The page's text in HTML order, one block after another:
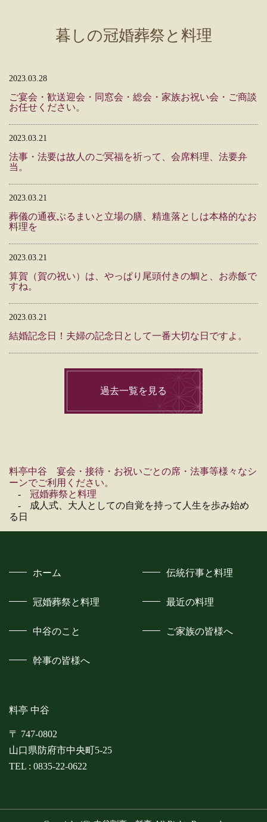
暮しの冠婚葬祭と料理
2023.03.28
ご宴会・歓送迎会・同窓会・総会・家族お祝い会・ご商談
お任せください。
2023.03.21
法事・法要は故人のご冥福を祈って、会席料理、法要弁
当。
2023.03.21
葬儀の通夜ぶるまいと立場の膳、精進落としは本格的なお
料理を
2023.03.21
算賀（賀の祝い）は、やっぱり尾頭付きの鯛と、お赤飯で
すね。
2023.03.21
結婚記念日！夫婦の記念日として一番大切な日ですよ。
過去一覧を見る
料亭中谷 宴会・接待・お祝いごとの席・法事等様々なシ
ーンでご利用ください。
冠婚葬祭と料理
成人式、大人としての自覚を持って人生を歩み始め
る日
ホーム 伝統行事と料理
冠婚葬祭と料理 最近の料理
中谷のこと ご家族の皆様へ
幹事の皆様へ
料亭 中谷
〒 747-0802
山口県防府市中央町5-25
TEL : 0835-22-0622